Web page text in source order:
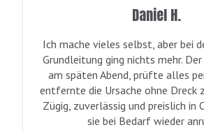
Daniel H.
Ich mache vieles selbst, aber bei
Grundleitung ging nichts mehr.
am späten Abend, prüfte alles
entfernte die Ursache ohne Dreck
Zügig, zuverlässig und preislich in
sie bei Bedarf wieder